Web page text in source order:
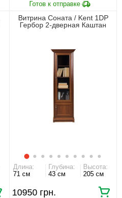
Витрина Соната / Kent 1DP
Гербор 2-дверная Каштан
Длина:
71 см
Глубина:
43 см
Высота:
205 см
10950 грн.